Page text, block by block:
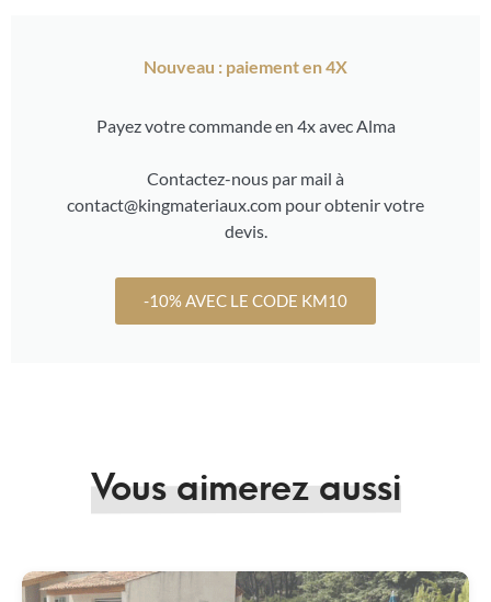
Nouveau : paiement en 4X
Payez votre commande en 4x avec Alma
Contactez-nous par mail à
contact@kingmateriaux.com pour obtenir votre
devis.
-10% AVEC LE CODE KM10
Vous aimerez aussi